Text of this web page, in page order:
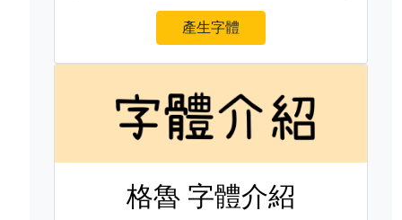
產生字體
格魯 字體介紹